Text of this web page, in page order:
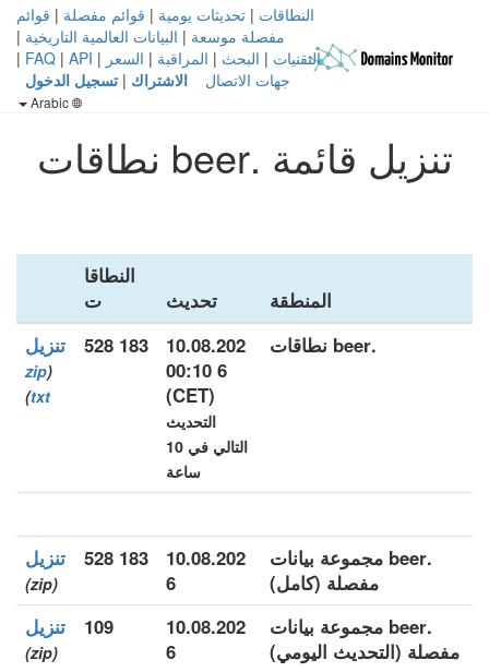
النطاقات | تحديثات يومية | قوائم مفصلة | قوائم
مفصلة موسعة | البيانات العالمية التاريخية |
التقنيات | البحث | المراقبة | السعر |
FAQ | API
|
جهات الاتصال
الاشتراك | تسجيل الدخول
تنزيل قائمة .beer نطاقات
المنطقة تحديث
النطاقا
ت
.beer نطاقات
10.08.202
6 00:10
(CET)
التحديث
التالي في 10
ساعة
183 528 تنزيل
(
zip
txt
)
.beer مجموعة بيانات
مفصلة (كامل)
10.08.202
6
183 528 تنزيل
(zip)
.beer مجموعة بيانات
مفصلة (التحديث اليومي)
10.08.202
6
109 تنزيل
(zip)